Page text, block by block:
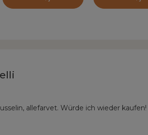
allefarvet. Würde ich wieder kaufen!